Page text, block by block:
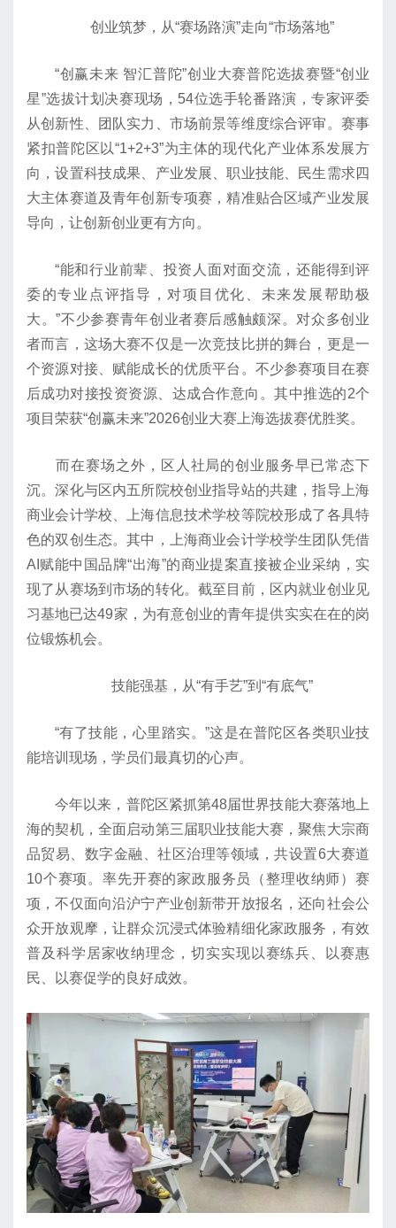
创业筑梦，从“赛场路演”走向“市场落地”
“创赢未来 智汇普陀”创业大赛普陀选拔赛暨“创业
星”选拔计划决赛现场，54位选手轮番路演，专家评委
从创新性、团队实力、市场前景等维度综合评审。赛事
紧扣普陀区以“1+2+3”为主体的现代化产业体系发展方
向，设置科技成果、产业发展、职业技能、民生需求四
大主体赛道及青年创新专项赛，精准贴合区域产业发展
导向，让创新创业更有方向。
“能和行业前辈、投资人面对面交流，还能得到评
委的专业点评指导，对项目优化、未来发展帮助极
大。”不少参赛青年创业者赛后感触颇深。对众多创业
者而言，这场大赛不仅是一次竞技比拼的舞台，更是一
个资源对接、赋能成长的优质平台。不少参赛项目在赛
后成功对接投资资源、达成合作意向。其中推选的2个
项目荣获“创赢未来”2026创业大赛上海选拔赛优胜奖。
而在赛场之外，区人社局的创业服务早已常态下
沉。深化与区内五所院校创业指导站的共建，指导上海
商业会计学校、上海信息技术学校等院校形成了各具特
色的双创生态。其中，上海商业会计学校学生团队凭借
AI赋能中国品牌“出海”的商业提案直接被企业采纳，实
现了从赛场到市场的转化。截至目前，区内就业创业见
习基地已达49家，为有意创业的青年提供实实在在的岗
位锻炼机会。
技能强基，从“有手艺”到“有底气”
“有了技能，心里踏实。”这是在普陀区各类职业技
能培训现场，学员们最真切的心声。
今年以来，普陀区紧抓第48届世界技能大赛落地上
海的契机，全面启动第三届职业技能大赛，聚焦大宗商
品贸易、数字金融、社区治理等领域，共设置6大赛道
10个赛项。率先开赛的家政服务员（整理收纳师）赛
项，不仅面向沿沪宁产业创新带开放报名，还向社会公
众开放观摩，让群众沉浸式体验精细化家政服务，有效
普及科学居家收纳理念，切实实现以赛练兵、以赛惠
民、以赛促学的良好成效。